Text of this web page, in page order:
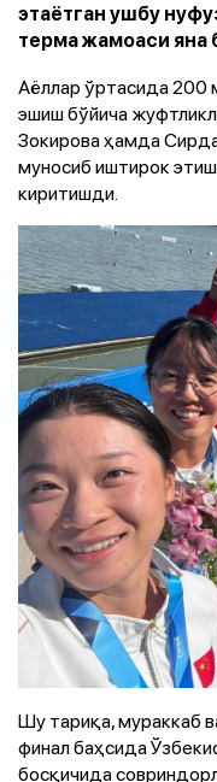
этаётган ушбу
терма жамоаси яна
Аёллар ўртасида 200
эшиш бўйича
Зокирова ҳамда
муносиб иштирок
киритишди.
Шу тариқа, мураккаб
финал баҳсида
босқичида